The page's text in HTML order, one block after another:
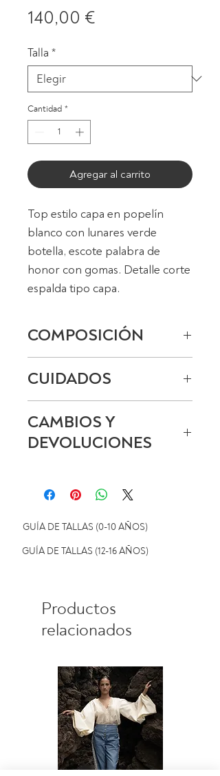
140,00 €
Talla *
Cantidad *
Agregar al carrito
Top estilo capa en popelín
blanco con lunares verde
botella, escote palabra de
honor con gomas. Detalle corte
espalda tipo capa.
COMPOSICIÓN
Exterior: 100% algodón.
CUIDADOS
baja temperatura.
No usar lejía, no usar
CAMBIOS Y
DEVOLUCIONES
devoluciones
GUÍA DE TALLAS (0-10 AÑOS)
GUÍA DE TALLAS (12-16 AÑOS)
Productos
relacionados